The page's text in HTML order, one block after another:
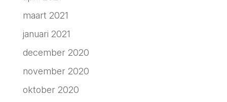
maart 2021
januari 2021
december 2020
november 2020
oktober 2020